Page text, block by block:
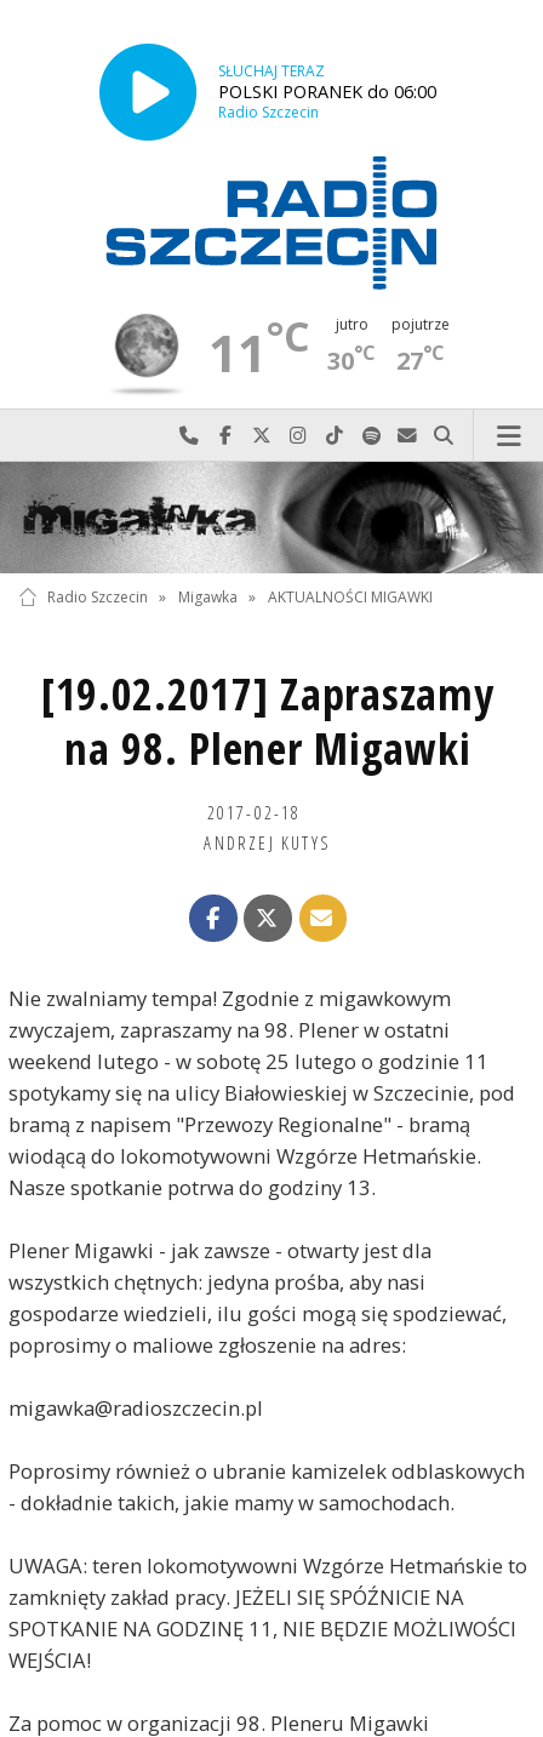
SŁUCHAJ TERAZ
POLSKI PORANEK do 06:00
Radio Szczecin
11°C jutro
30°C
pojutrze
27°C
Najlepiej po prostu do nas zadzwoń
Odwiedź nas na Facebook-u
Odwiedź nas na X
Odwiedź nas na Instagram-ie
Odwiedź nas na TikTok-u
Szukaj nas na Spotify
Wyślij do nas
Szukaj
Radio Szczecin » Migawka » AKTUALNOŚCI MIGAWKI
[19.02.2017] Zapraszamy
na 98. Plener Migawki
2017-02-18
ANDRZEJ KUTYS
Nie zwalniamy tempa! Zgodnie z migawkowym
zwyczajem, zapraszamy na 98. Plener w ostatni
weekend lutego - w sobotę 25 lutego o godzinie 11
spotykamy się na ulicy Białowieskiej w Szczecinie, pod
bramą z napisem "Przewozy Regionalne" - bramą
wiodącą do lokomotywowni Wzgórze Hetmańskie.
Nasze spotkanie potrwa do godziny 13.
Plener Migawki - jak zawsze - otwarty jest dla
wszystkich chętnych: jedyna prośba, aby nasi
gospodarze wiedzieli, ilu gości mogą się spodziewać,
poprosimy o maliowe zgłoszenie na adres:
migawka@radioszczecin.pl
Poprosimy również o ubranie kamizelek odblaskowych
- dokładnie takich, jakie mamy w samochodach.
UWAGA: teren lokomotywowni Wzgórze Hetmańskie to
zamknięty zakład pracy. JEŻELI SIĘ SPÓŹNICIE NA
SPOTKANIE NA GODZINĘ 11, NIE BĘDZIE MOŻLIWOŚCI
WEJŚCIA!
Za pomoc w organizacji 98. Pleneru Migawki